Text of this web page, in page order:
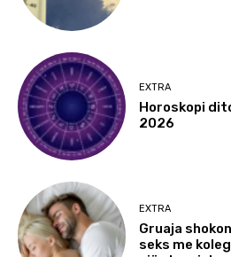
EXTRA
Horoskopi
2026
EXTRA
Gruaja
seks me